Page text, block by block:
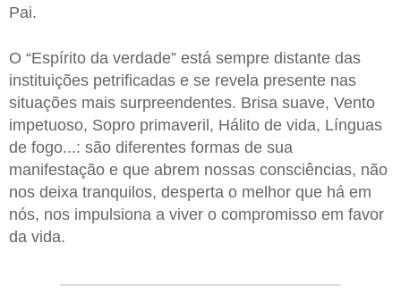
Pai.
O “Espírito da verdade” está sempre distante das
instituições petrificadas e se revela presente nas
situações mais surpreendentes. Brisa suave, Vento
impetuoso, Sopro primaveril, Hálito de vida, Línguas
de fogo...: são diferentes formas de sua
manifestação e que abrem nossas consciências, não
nos deixa tranquilos, desperta o melhor que há em
nós, nos impulsiona a viver o compromisso em favor
da vida.